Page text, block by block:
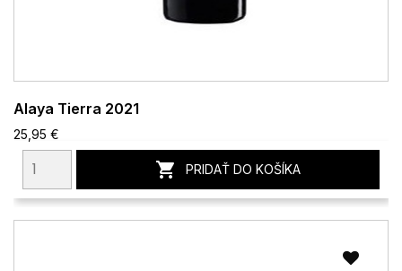
Alaya Tierra 2021
25,95 €
 PRIDAŤ DO KOŠÍKA